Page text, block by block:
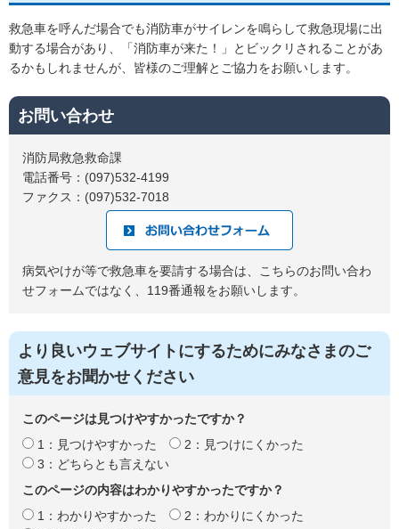
救急車を呼んだ場合でも消防車がサイレンを鳴らして救急現場に出
動する場合があり、「消防車が来た！」とビックリされることがあ
るかもしれませんが、皆様のご理解とご協力をお願いします。
お問い合わせ
消防局救急救命課
電話番号：(097)532-4199
ファクス：(097)532-7018
病気やけが等で救急車を要請する場合は、こちらのお問い合わ
せフォームではなく、119番通報をお願いします。
より良いウェブサイトにするためにみなさまのご
意見をお聞かせください
このページは見つけやすかったですか？
1：見つけやすかった
2：見つけにくかった
3：どちらとも言えない
このページの内容はわかりやすかったですか？
1：わかりやすかった
2：わかりにくかった